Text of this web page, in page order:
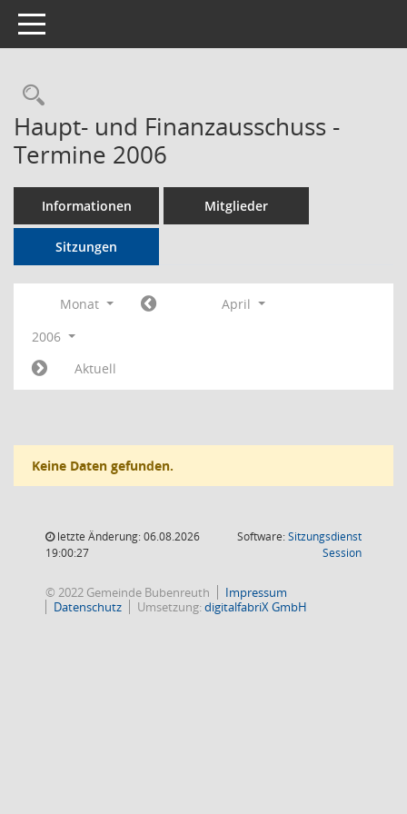
Toggle navigation
Rechercheauswahl
Haupt- und Finanzausschuss -
Termine 2006
Informationen Mitglieder
Sitzungen
Monat
April
2006
Aktuell
Keine Daten gefunden.
letzte Änderung: 06.08.2026
19:00:27
Software:Sitzungsdienst
Session(Wird in
© 2022 Gemeinde Bubenreuth
Impressum
Datenschutz
Umsetzung:digitalfabriX GmbH